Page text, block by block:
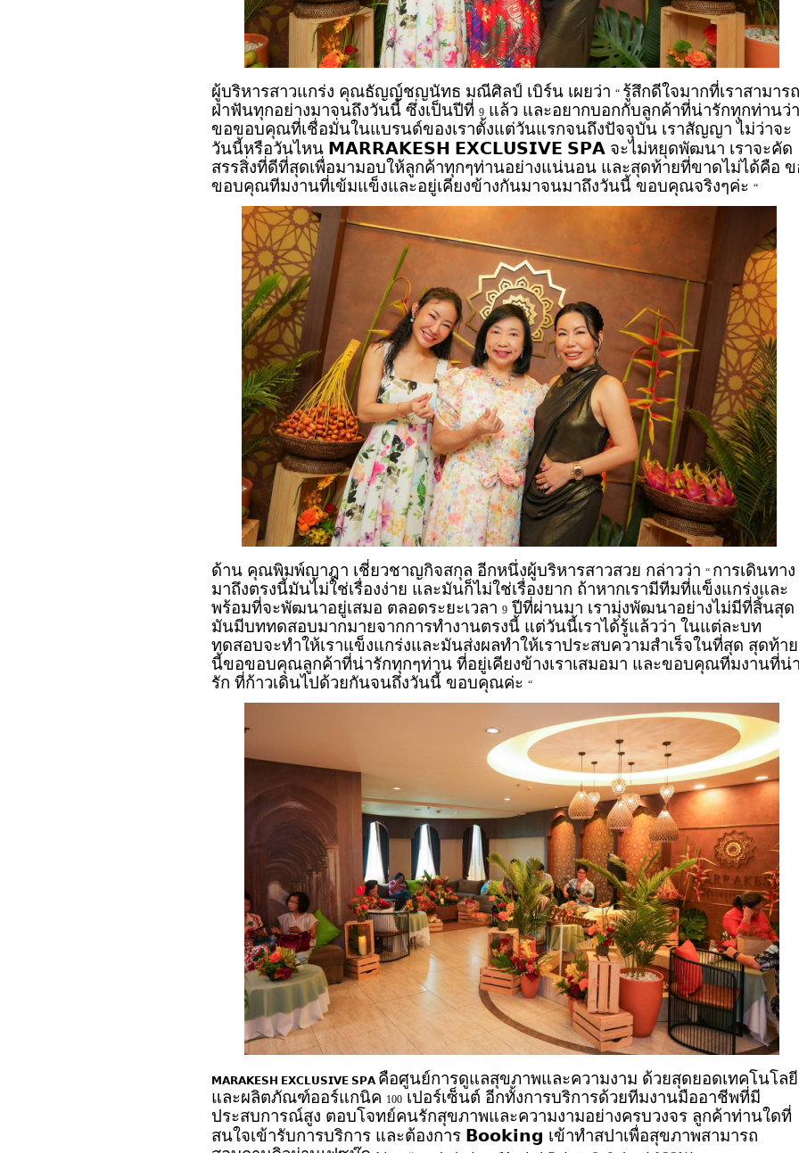
ผู้บริหารสาวแกร่ง คุณธัญญ์ชญนัทธ มณีศิลป์ เบิร์น เผยว่า “ รู้สึกดีใจมากที่เราสามารถ
ฝ่าฟันทุกอย่างมาจนถึงวันนี้ ซึ่งเป็นปีที่ 9 แล้ว และอยากบอกกับลูกค้าที่น่ารักทุกท่านว่า
ขอขอบคุณที่เชื่อมั่นในแบรนด์ของเราตั้งแต่วันแรกจนถึงปัจจุบัน เราสัญญา ไม่ว่าจะ
วันนี้หรือวันไหน 𝗠𝗔𝗥𝗥𝗔𝗞𝗘𝗦𝗛 𝗘𝗫𝗖𝗟𝗨𝗦𝗜𝗩𝗘 𝗦𝗣𝗔 จะไม่หยุดพัฒนา เราจะคัด
สรรสิ่งที่ดีที่สุดเพื่อมามอบให้ลูกค้าทุกๆท่านอย่างแน่นอน และสุดท้ายที่ขาดไม่ได้คือ
ขอบคุณทีมงานที่เข้มแข็งและอยู่เคียงข้างกันมาจนมาถึงวันนี้ ขอบคุณจริงๆค่ะ “
ด้าน คุณพิมพ์ญาฎา เชี่ยวชาญกิจสกุล อีกหนึ่งผู้บริหารสาวสวย กล่าวว่า “ การเดินทาง
มาถึงตรงนี้มันไม่ใช่เรื่องง่าย และมันก็ไม่ใช่เรื่องยาก ถ้าหากเรามีทีมที่แข็งแกร่งและ
พร้อมที่จะพัฒนาอยู่เสมอ ตลอดระยะเวลา 9 ปีที่ผ่านมา เรามุ่งพัฒนาอย่างไม่มีที่สิ้นสุด
มันมีบททดสอบมากมายจากการทำงานตรงนี้ แต่วันนี้เราได้รู้แล้วว่า ในแต่ละบท
ทดสอบจะทำให้เราแข็งแกร่งและมันส่งผลทำให้เราประสบความสำเร็จในที่สุด สุดท้าย
นี้ขอขอบคุณลูกค้าที่น่ารักทุกๆท่าน ที่อยู่เคียงข้างเราเสมอมา และขอบคุณทีมงานที่น่
รัก ที่ก้าวเดินไปด้วยกันจนถึงวันนี้ ขอบคุณค่ะ “
𝗠𝗔𝗥𝗔𝗞𝗘𝗦𝗛 𝗘𝗫𝗖𝗟𝗨𝗦𝗜𝗩𝗘 𝗦𝗣𝗔 คือศูนย์การดูแลสุขภาพและความงาม ด้วยสุดยอดเทคโนโลยี
และผลิตภัณฑ์ออร์แกนิค 100 เปอร์เซ็นต์ อีกทั้งการบริการด้วยทีมงานมืออาชีพที่มี
ประสบการณ์สูง ตอบโจทย์คนรักสุขภาพและความงามอย่างครบวงจร ลูกค้าท่านใดที่
สนใจเข้ารับการบริการ และต้องการ 𝗕𝗼𝗼𝗸𝗶𝗻𝗴 เข้าทำสปาเพื่อสุขภาพสามารถ